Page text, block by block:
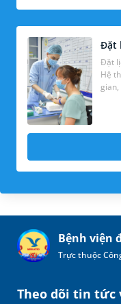
Đặt
Đặt
Hệ
Bệnh viện
Trực thuộc
Theo dõi tin tức